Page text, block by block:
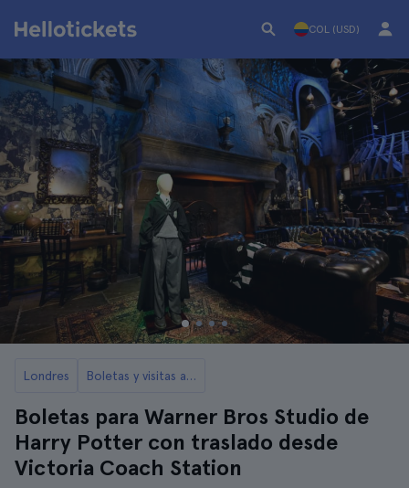
COL (USD)
Londres Boletas y visitas a los Estudios de Harry Potter en Londres
Boletas para Warner Bros Studio de
Harry Potter con traslado desde
Victoria Coach Station